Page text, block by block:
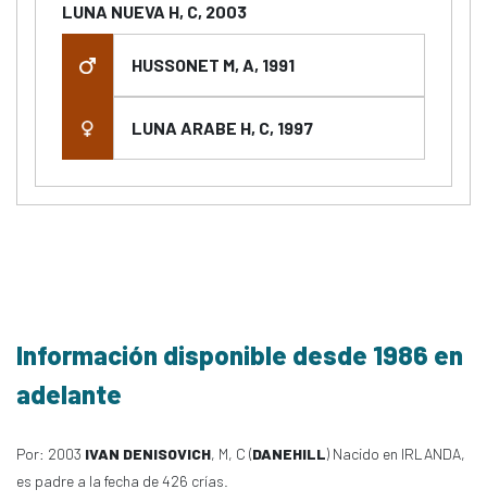
LUNA NUEVA H, C, 2003
HUSSONET M, A, 1991
LUNA ARABE H, C, 1997
Información disponible desde 1986 en
adelante
Por: 2003 IVAN DENISOVICH, M, C (DANEHILL) Nacido en IRLANDA,
es padre a la fecha de 426 crías.